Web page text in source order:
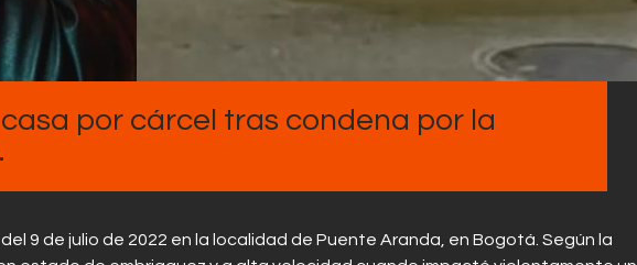
por cárcel tras condena por la
9 de julio de 2022 en la localidad de Puente Aranda, en Bogotá. Según la